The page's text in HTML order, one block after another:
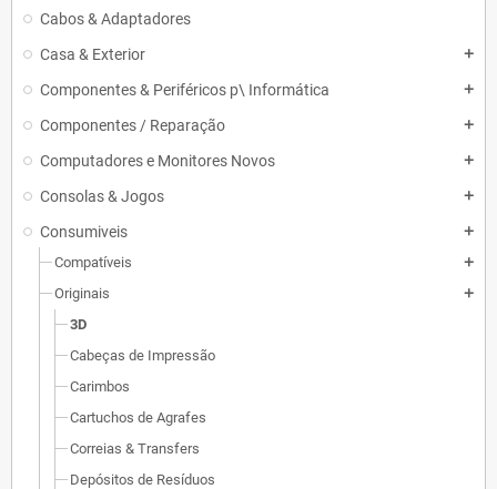
Cabos & Adaptadores
Casa & Exterior
add
Componentes & Periféricos p\ Informática add
Componentes / Reparação add
Computadores e Monitores Novos add
Consolas & Jogos add
Consumiveis add
Compatíveis add
Originais add
3D
Cabeças de Impressão
Carimbos
Cartuchos de Agrafes
Correias & Transfers
Depósitos de Resíduos